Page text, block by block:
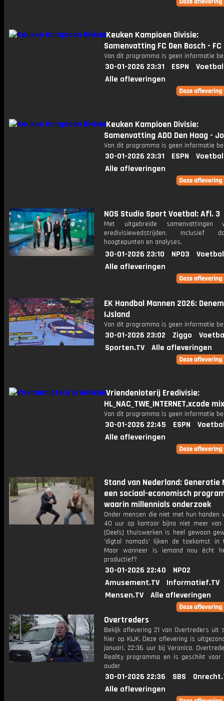
Keuken Kampioen Divisie:
Samenvatting FC Den Bosch -
Van dit programma is geen informatie
30-01-2026 23:31 ESPN
Alle afleveringen
Keuken Kampioen Divisie:
Samenvatting ADO Den Haag -
Van dit programma is geen informatie
30-01-2026 23:31 ESPN
Alle afleveringen
NOS Studio Sport Voetbal: Afl. 3
Met uitgebreide samenvattingen
eredivisiewedstrijden. Inclusief
hoogtepunten en analyses.
30-01-2026 23:10 NPO3
Alle afleveringen
EK Handbal Mannen 2026:
IJsland
Van dit programma is geen informatie
30-01-2026 23:02 Ziggo
Sporten.TV
Alle afleveringen
Vriendenloterij Eredivisie:
HL_NAC_TWE_INTERNET,xcode
Van dit programma is geen informatie
30-01-2026 22:45 ESPN
Alle afleveringen
Stand van Nederland: Generatie
een sociaal-economisch
waarin millennials onderzoek
Onder mensen die niet met hun handen
40 uur op kantoor bijna niet meer van
(Deels) thuiswerken is heel gewoon
'digtal nomads' lijken de toekomst in
Maar wanneer is iemand nou écht
productief?
30-01-2026 22:40
NPO2
Amusement.TV
Informatief.TV
Mensen.TV
Alle afleveringen
Overtreders
Bekijk aflevering 21 van Overtreders uit
hier op KIJK. Deze aflevering is
januari, 22:36 uur bij Veronica.
Reality programma en is geschikt
ouder
30-01-2026 22:36 SBS
Alle afleveringen